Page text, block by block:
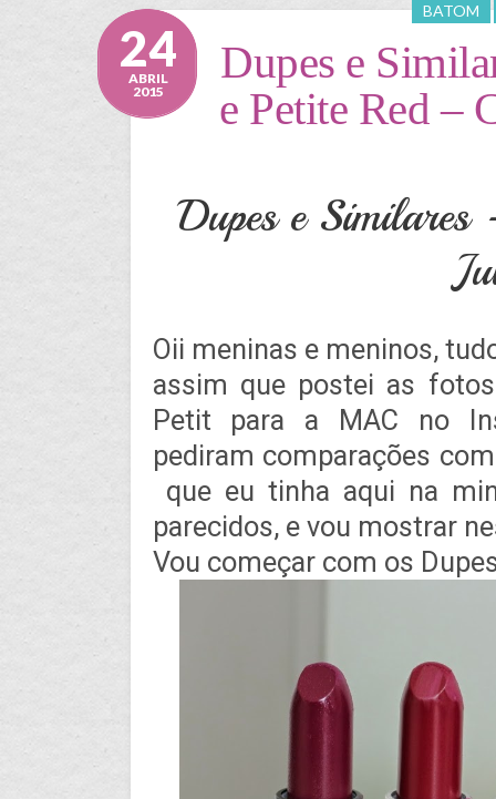
BATOM
24
ABRIL
2015
Dupes e
e Petite Red –
Dupes e
Oii meninas e meninos,
assim que postei as
Petit para a MAC no
pediram comparações
que eu tinha aqui na
parecidos, e vou mostrar
Vou começar com os